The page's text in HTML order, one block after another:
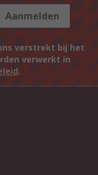
Aanmelden
verstrekt bij het
verwerkt in
.